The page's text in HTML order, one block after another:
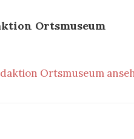
Ortsmuseum
Ortsmuseum